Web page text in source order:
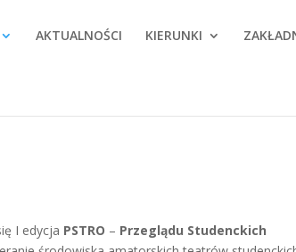
AKTUALNOŚCI KIERUNKI
I edycja PSTRO – Przeglądu Studenckich